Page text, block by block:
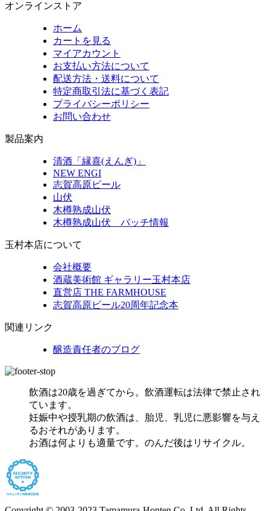
オンラインストア
ホーム
カートを見る
マイアカウント
お支払い方法について
配送方法・送料について
特定商取引法に基づく表記
プライバシーポリシー
お問い合わせ
製品案内
清酒「縁喜(えんぎ)」
NEW ENGI
志賀高原ビール
山伏
木樽熟成山伏
木樽熟成山伏 バッチ情報
玉村本店について
会社概要
酒蔵美術館 ギャラリー玉村本店
直営店 THE FARMHOUSE
志賀高原ビール20周年記念本
関連リンク
醸造責任者のブログ
飲酒は20歳を過ぎてから。飲酒運転は法律で禁止され
ています。
妊娠中や授乳期の飲酒は、胎児、乳児に悪影響を与え
るおそれがあります。
お酒は何よりも適量です。のんだ後はリサイクル。